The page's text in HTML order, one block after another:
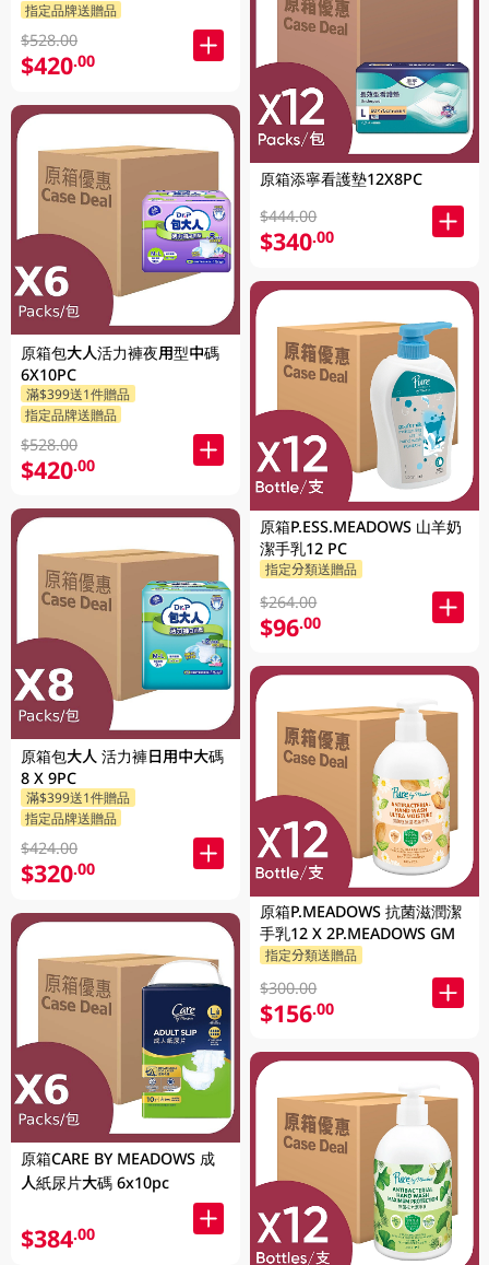
指定品牌送贈品
$528.00
$420.00
原箱包大人活力褲夜用型中碼
6X10PC
滿$399送1件贈品
指定品牌送贈品
$528.00
$420.00
原箱包大人 活力褲日用中大碼
8 X 9PC
滿$399送1件贈品
指定品牌送贈品
$424.00
$320.00
原箱CARE BY MEADOWS 成
人紙尿片大碼 6x10pc
$384.00
原箱添寧看護墊12X8PC
$444.00
$340.00
原箱P.ESS.MEADOWS 山羊奶
潔手乳12 PC
指定分類送贈品
$264.00
$96.00
原箱P.MEADOWS 抗菌滋潤潔
手乳12 X 2P.MEADOWS GM
指定分類送贈品
$300.00
$156.00